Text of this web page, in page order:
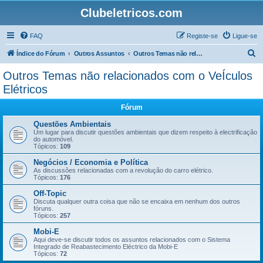
Clubeletricos.com
FAQ Ligue-se
Registe-se
Índice do Fórum Outros Assuntos Outros Temas não relacionados com o VeÍculos Elétricos
Outros Temas não relacionados com o VeÍculos
Elétricos
Fórum
Questões Ambientais
Um lugar para discutir questões ambientais que dizem respeito à electrificação
do automóvel.
Tópicos: 109
Negócios / Economia e Política
As discussões relacionadas com a revolução do carro elétrico.
Tópicos: 176
Off-Topic
Discuta qualquer outra coisa que não se encaixa em nenhum dos outros
fóruns.
Tópicos: 257
Mobi-E
Aqui deve-se discutir todos os assuntos relacionados com o Sistema
Integrado de Reabastecimento Eléctrico da Mobi-E
Tópicos: 72